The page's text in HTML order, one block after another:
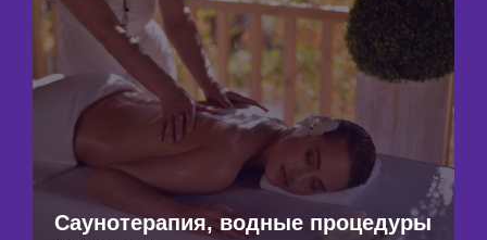
Саунотерапия, водные процедуры